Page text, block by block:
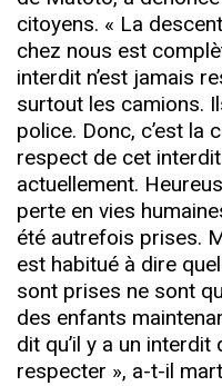
citoyens. « La
chez nous est
interdit n’est jamais
surtout les camions.
police. Donc, c’est la
respect de cet
actuellement.
perte en vies
été autrefois prises.
est habitué à dire
sont prises ne sont
des enfants
dit qu’il y a un
respecter », a-t-il